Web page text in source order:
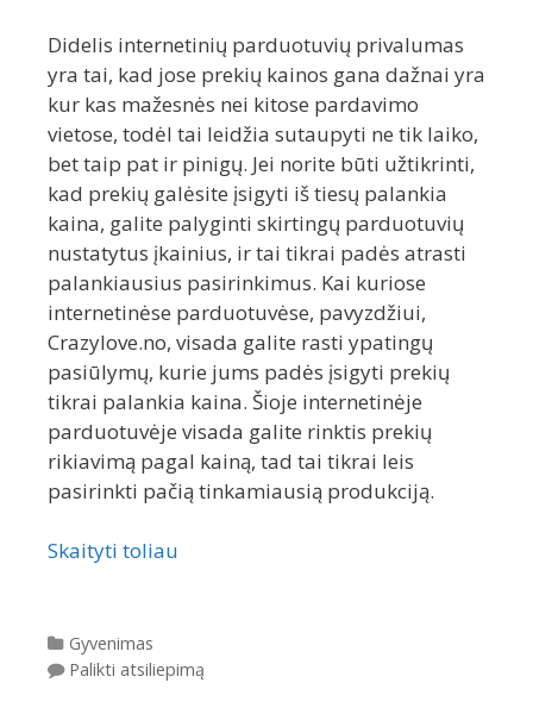
Didelis internetinių parduotuvių privalumas
yra tai, kad jose prekių kainos gana dažnai yra
kur kas mažesnės nei kitose pardavimo
vietose, todėl tai leidžia sutaupyti ne tik laiko,
bet taip pat ir pinigų. Jei norite būti užtikrinti,
kad prekių galėsite įsigyti iš tiesų palankia
kaina, galite palyginti skirtingų parduotuvių
nustatytus įkainius, ir tai tikrai padės atrasti
palankiausius pasirinkimus. Kai kuriose
internetinėse parduotuvėse, pavyzdžiui,
Crazylove.no, visada galite rasti ypatingų
pasiūlymų, kurie jums padės įsigyti prekių
tikrai palankia kaina. Šioje internetinėje
parduotuvėje visada galite rinktis prekių
rikiavimą pagal kainą, tad tai tikrai leis
pasirinkti pačią tinkamiausią produkciją.
Skaityti toliau
Kategorijos
Gyvenimas
Palikti atsiliepimą